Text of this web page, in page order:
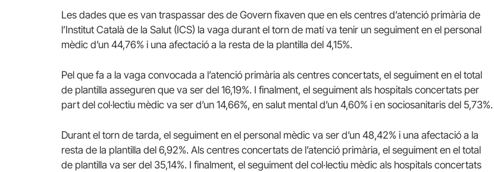
Les dades que es van traspassar des de Govern fixaven que en els centres d’atenció primària de
l’Institut Català de la Salut (ICS) la vaga durant el torn de matí va tenir un seguiment en el personal
mèdic d’un 44,76% i una afectació a la resta de la plantilla del 4,15%.
Pel que fa a la vaga convocada a l’atenció primària als centres concertats, el seguiment en el total
de plantilla asseguren que va ser del 16,19%. I finalment, el seguiment als hospitals concertats per
part del col·lectiu mèdic va ser d’un 14,66%, en salut mental d’un 4,60% i en sociosanitaris del 5,73%.
Durant el torn de tarda, el seguiment en el personal mèdic va ser d’un 48,42% i una afectació a la
resta de la plantilla del 6,92%. Als centres concertats de l’atenció primària, el seguiment en el total
de plantilla va ser del 35,14%. I finalment, el seguiment del col·lectiu mèdic als hospitals concertats